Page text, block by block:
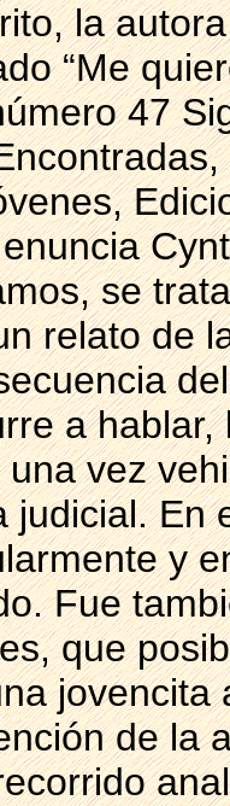
la
“Me
47
se
relato de
a
vez
judicial. En
y
Fue
que
jovencita
de la